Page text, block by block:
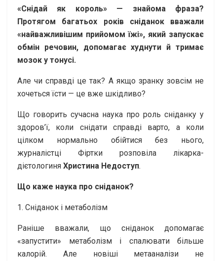
«Снідай як король» — знайома фраза?
Протягом багатьох років сніданок вважали
«найважливішим прийомом їжі», який запускає
обмін речовин, допомагає худнути й тримає
мозок у тонусі.
Але чи справді це так? А якщо зранку зовсім не
хочеться їсти — це вже шкідливо?
Що говорить сучасна наука про роль сніданку у
здоров’ї, коли снідати справді варто, а коли
цілком нормально обійтися без нього,
журналістці Фіртки розповіла лікарка-
дієтологиня Христина Недоступ.
Що каже наука про сніданок?
1. Сніданок і метаболізм
Раніше вважали, що сніданок допомагає
«запустити» метаболізм і спалювати більше
калорій. Але новіші метааналізи не